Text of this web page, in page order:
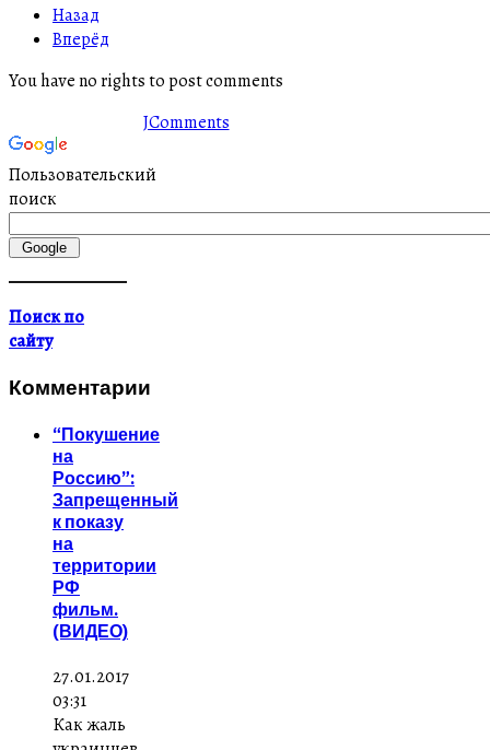
Назад
Вперёд
You have no rights to post comments
JComments
Пользовательский
поиск
Поиск по
сайту
Комментарии
“Покушение
на
Россию”:
Запрещенный
к показу
на
территории
РФ
фильм.
(ВИДЕО)
27.01.2017
03:31
Как жаль